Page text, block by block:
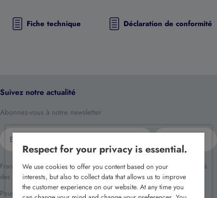
Fiche technique Déclaration de conformité
Suivez notre actualité
Abonnez-vous à notre newsletter
mail
France Sécurité traite vos données dans le cadre de la relation client et à
des fins de prospection commerciale.
Pour en savoir plus reportez-vous à notre
politique de confidentialité
Respect for your privacy is essential.
We use cookies to offer you content based on your
interests, but also to collect data that allows us to improve
the customer experience on our website. At any time you